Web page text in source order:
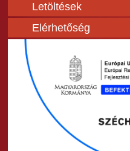
Letöltések
Elérhetőség